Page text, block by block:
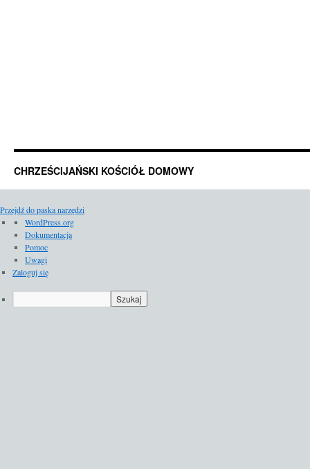
CHRZEŚCIJAŃSKI KOŚCIÓŁ DOMOWY
Przejdź do paska narzędzi
O
WordPressie
WordPress.org
Dokumentacja
Pomoc
Uwagi
Zaloguj się
Szukaj